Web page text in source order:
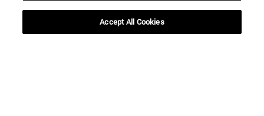
Accept All Cookies